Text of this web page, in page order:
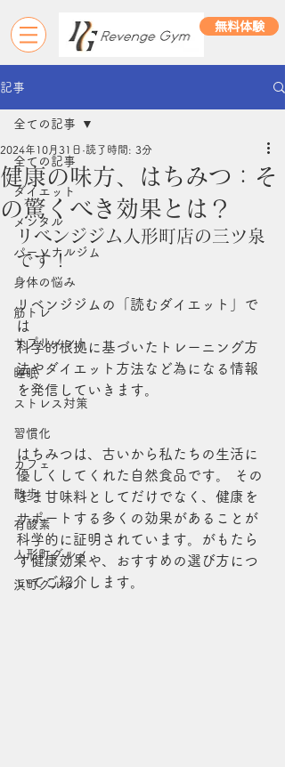
無料体験
記事
全ての記事
ダイエット
メンタル
パーソナルジム
身体の悩み
筋トレ
サプリメント
睡眠
ストレス対策
習慣化
カフェ
散歩
有酸素
人形町グルメ
浜町グルメ
全ての記事
健康の味方、はちみつ：そ
の驚くべき効果とは？
2024年10月31日 読了時間: 3分
リベンジジム人形町店の三ツ泉
です！
リベンジジムの「読むダイエット」で
は
科学的根拠に基づいたトレーニング方
法やダイエット方法など為になる情報
を発信していきます。
はちみつは、古いから私たちの生活に
優しくしてくれた自然食品です。 その
まま甘味料としてだけでなく、健康を
サポートする多くの効果があることが
科学的に証明されています。がもたら
す健康効果や、おすすめの選び方につ
いてご紹介します。